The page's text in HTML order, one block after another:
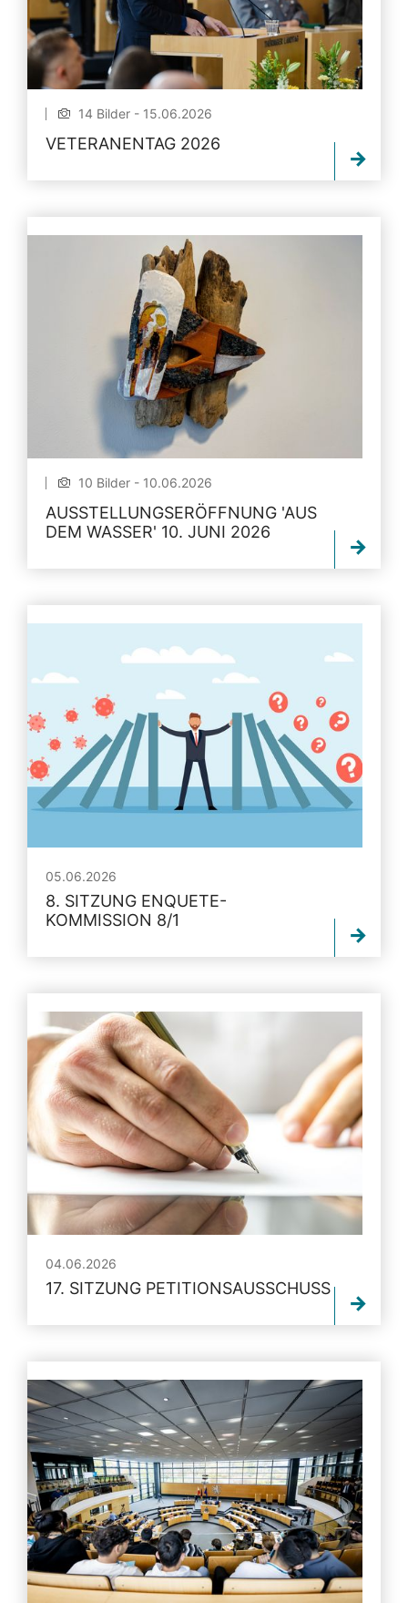
14 Bilder - 15.06.2026
VETERANENTAG 2026
10 Bilder - 10.06.2026
AUSSTELLUNGSERÖFFNUNG 'AUS
DEM WASSER' 10. JUNI 2026
05.06.2026
8. SITZUNG ENQUETE-
KOMMISSION 8/1
04.06.2026
17. SITZUNG PETITIONSAUSSCHUSS